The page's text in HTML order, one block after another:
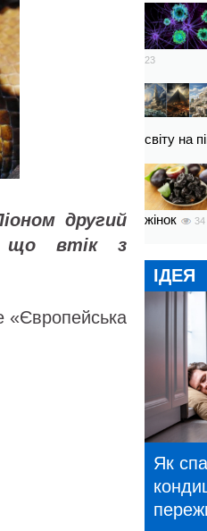
другий
що втік з
«Європейська
23
світу на
жінок
34
ІДЕЯ
Як